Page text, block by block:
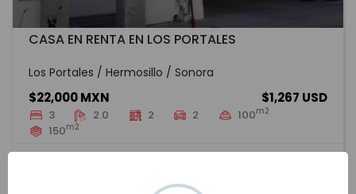
CASA EN RENTA EN LOS PORTALES
Los Portales / Hermosillo / Sonora
$22,000 MXN $1,267 USD
3 2.0 2 2 100m2
150m2